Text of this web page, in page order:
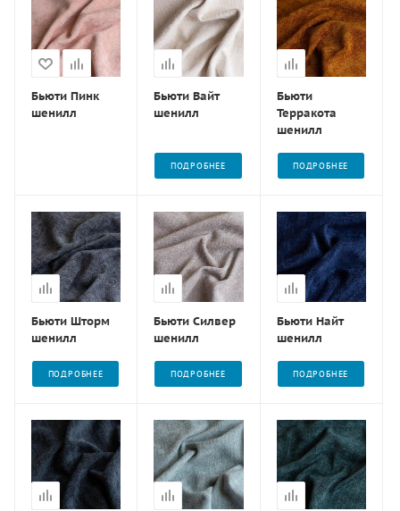
Бьюти Пинк
шенилл
Бьюти Вайт
шенилл
ПОДРОБНЕЕ
Бьюти
Терракота
шенилл
ПОДРОБНЕЕ
Бьюти Шторм
шенилл
ПОДРОБНЕЕ
Бьюти Силвер
шенилл
ПОДРОБНЕЕ
Бьюти Найт
шенилл
ПОДРОБНЕЕ